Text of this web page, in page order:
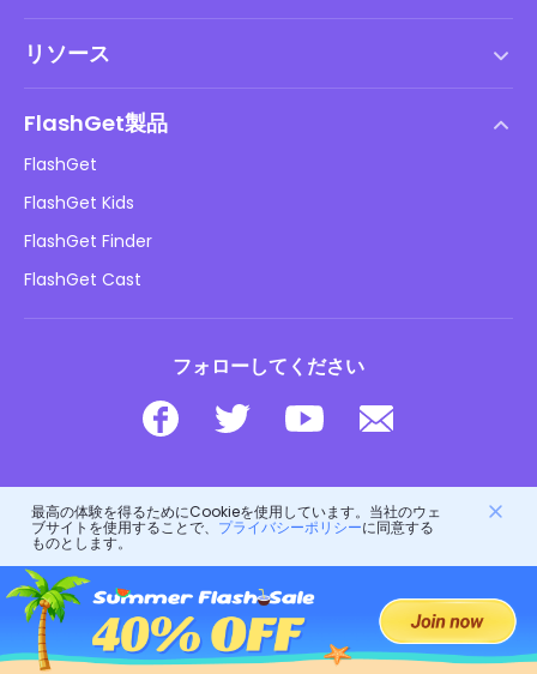
DMCAポリシー
プライバシーポリシー
広告ポリシー
私の情報を販売しないでください
リソース
子供のオンラインの安全性
ダウンロード
FlashGet製品
FlashGet
FlashGet Kids
FlashGet Finder
FlashGet Cast
フォローしてください
最高の体験を得るためにCookieを使用しています。当社のウェ
ブサイトを使用することで、 プライバシーポリシーに同意する
ものとします。